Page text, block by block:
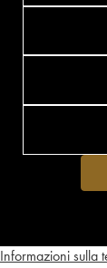
Informazioni sulla